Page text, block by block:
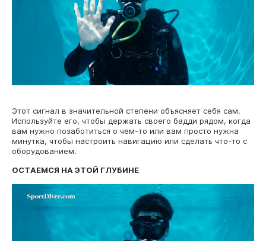
Этот сигнал в значительной степени объясняет себя сам.
Используйте его, чтобы держать своего бадди рядом, когда
вам нужно позаботиться о чем-то или вам просто нужна
минутка, чтобы настроить навигацию или сделать что-то с
оборудованием.
ОСТАЕМСЯ НА ЭТОЙ ГЛУБИНЕ